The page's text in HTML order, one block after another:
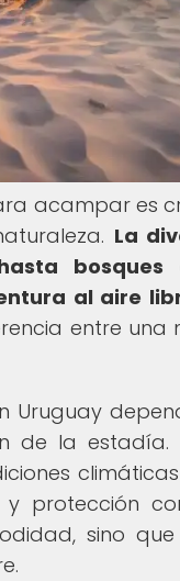
acampar es
La
bosques
al aire
entre una
la estadía.
protección
sino